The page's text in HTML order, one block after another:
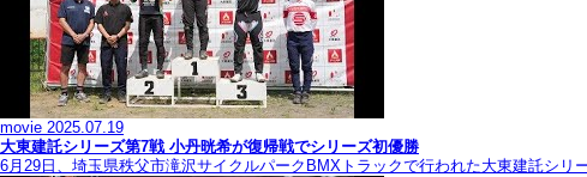
movie 2025.07.19
大東建託シリーズ第7戦 ⼩丹晄希が復帰戦でシリーズ初優勝
6月29日、埼玉県秩父市滝沢サイクルパークBMXトラックで行われた大東建託シ